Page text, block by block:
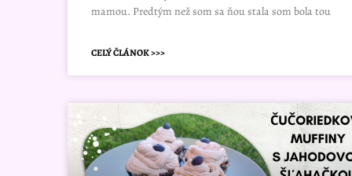
mamou. Predtým než som sa ňou stala som bola tou
CELÝ ČLÁNOK >>>